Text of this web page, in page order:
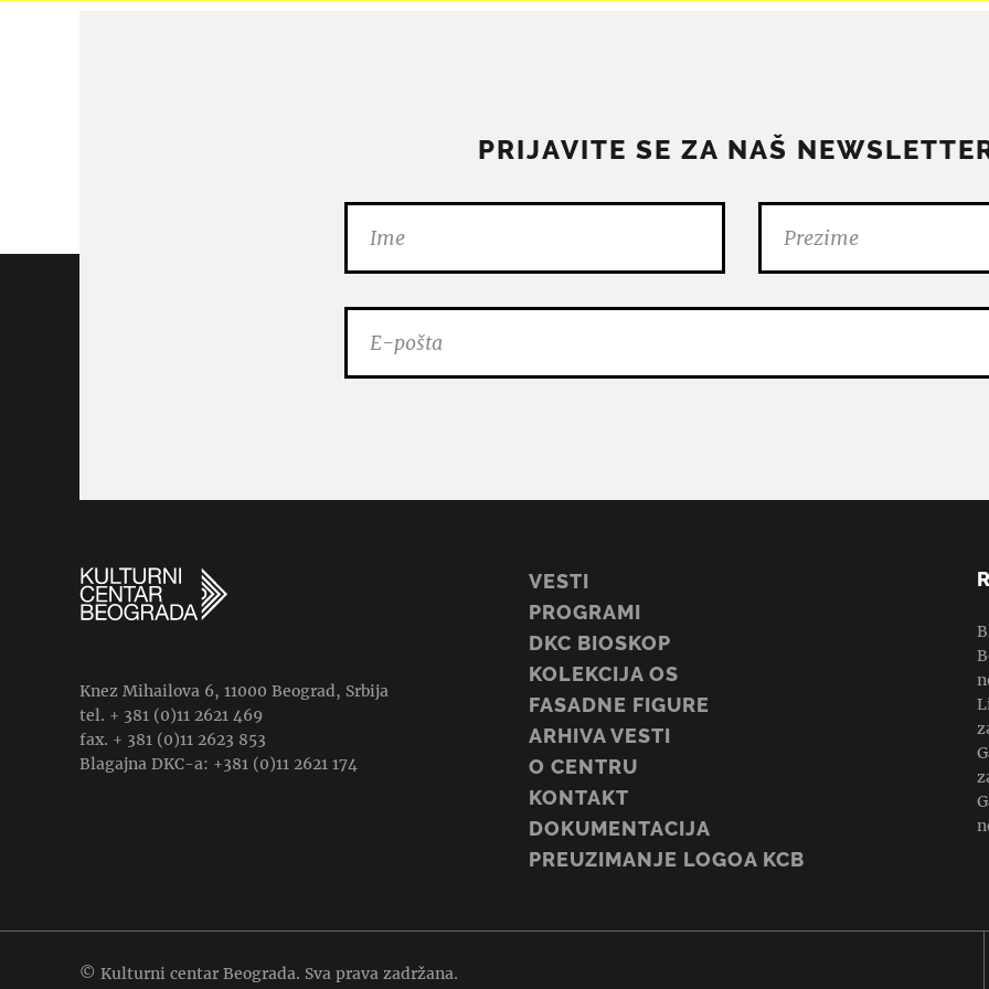
PRIJAVITE SE ZA NAŠ
Knez Mihailova 6, 11000 Beograd, Srbija
tel. + 381 (0)11 2621 469
fax. + 381 (0)11 2623 853
Blagajna DKC-a: +381 (0)11 2621 174
VESTI
PROGRAMI
DKC BIOSKOP
KOLEKCIJA OS
FASADNE FIGURE
ARHIVA VESTI
O CENTRU
KONTAKT
DOKUMENTACIJA
PREUZIMANJE LOGOA KCB
© Kulturni centar Beograda. Sva prava zadržana.